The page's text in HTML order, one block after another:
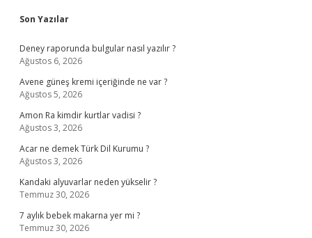
Sidebar
Son Yazılar
Deney raporunda bulgular nasıl yazılır ?
Ağustos 6, 2026
Avene güneş kremi içeriğinde ne var ?
Ağustos 5, 2026
Amon Ra kimdir kurtlar vadisi ?
Ağustos 3, 2026
Acar ne demek Türk Dil Kurumu ?
Ağustos 3, 2026
Kandaki alyuvarlar neden yükselir ?
Temmuz 30, 2026
7 aylık bebek makarna yer mi ?
Temmuz 30, 2026